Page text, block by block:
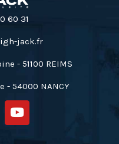
60 31
jack.fr
- 51100 REIMS
- 54000 NANCY
Y
o
u
t